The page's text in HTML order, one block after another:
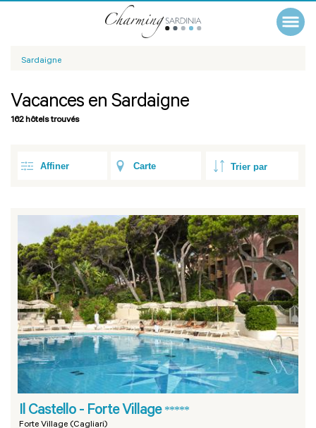
Sardaigne
Vacances en Sardaigne
162 hôtels trouvés
Affiner Carte
Il Castello - Forte Village *****
Forte Village (Cagliari)